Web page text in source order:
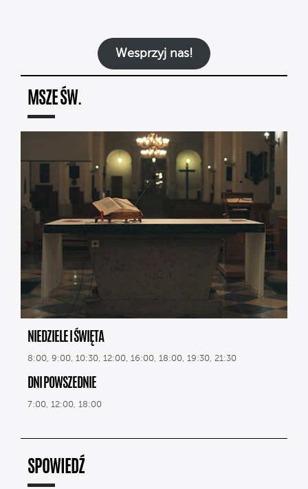
Wesprzyj nas!
MSZE ŚW.
NIEDZIELE I ŚWIĘTA
8:00, 9:00, 10:30, 12:00, 16:00, 18:00, 19:30, 21:30
DNI POWSZEDNIE
7:00, 12:00, 18:00
SPOWIEDŹ